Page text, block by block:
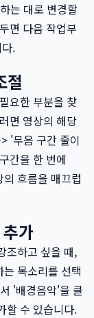
는 대로 변경할
면 다음 작업부
.
절
요한 부분을 찾
면 영상의 해당
'무음 구간 줄이
간을 한 번에
흐름을 매끄럽
가
조하고 싶을 때,
목소리를 선택
'배경음악'을 클
할 수 있습니다.